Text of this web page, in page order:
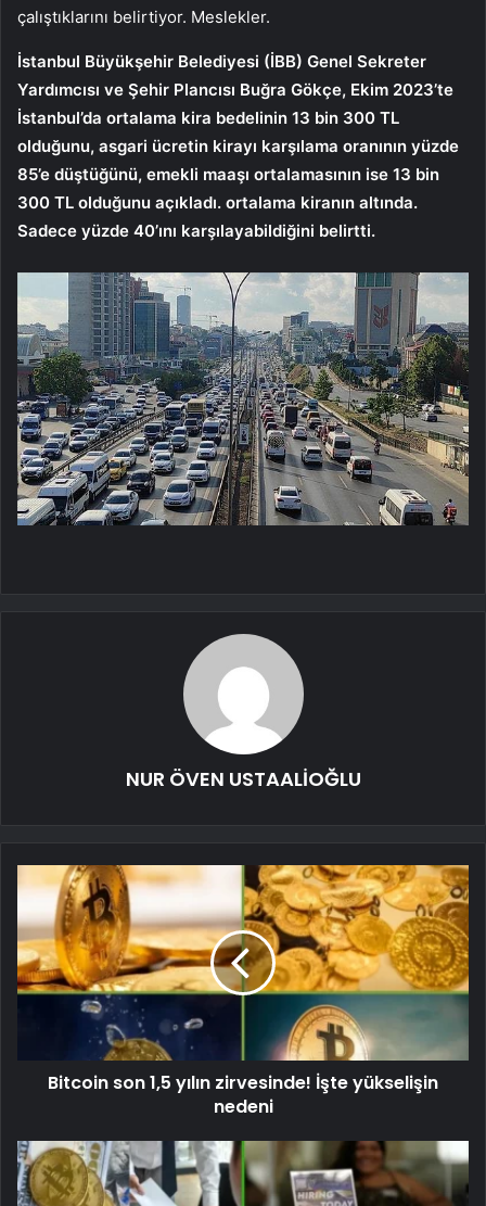
çalıştıklarını belirtiyor. Meslekler.
İstanbul Büyükşehir Belediyesi (İBB) Genel Sekreter
Yardımcısı ve Şehir Plancısı Buğra Gökçe, Ekim 2023’te
İstanbul’da ortalama kira bedelinin 13 bin 300 TL
olduğunu, asgari ücretin kirayı karşılama oranının yüzde
85’e düştüğünü, emekli maaşı ortalamasının ise 13 bin
300 TL olduğunu açıkladı. ortalama kiranın altında.
Sadece yüzde 40’ını karşılayabildiğini belirtti.
NUR ÖVEN USTAALİOĞLU
Bitcoin son 1,5 yılın zirvesinde! İşte yükselişin
nedeni